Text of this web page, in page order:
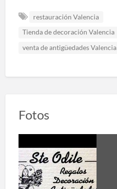
restauración Valencia
Tienda de decoración Valencia
venta de antigüedades Valencia
Fotos